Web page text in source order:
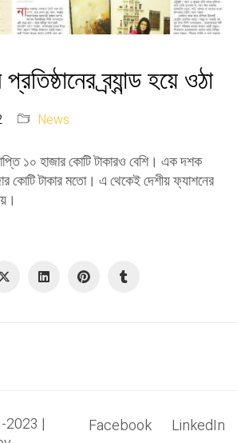
ব্র্যান্ড হয়ে ওঠা
News
১০ হাজার কোটি টাকারও বেশি। এক দশক
কোটি টাকার মতো। এ থেকেই দেশীয় ফ্যাশনের
Facebook
LinkedIn
2023 |